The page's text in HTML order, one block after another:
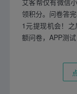
领积分。问卷答
1元提现机会！
额问卷，APP测试